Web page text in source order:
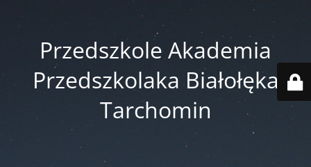
Przedszkole Akademia
Przedszkolaka Białołęka
Tarchomin